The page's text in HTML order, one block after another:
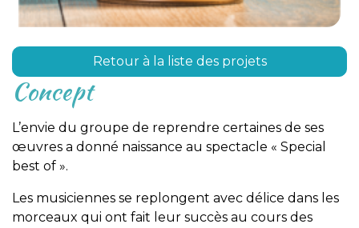
Retour à la liste des projets
Concept
L’envie du groupe de reprendre certaines de ses
œuvres a donné naissance au spectacle « Special
best of ».
Les musiciennes se replongent avec délice dans les
morceaux qui ont fait leur succès au cours des